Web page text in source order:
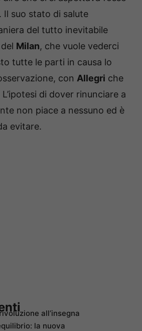
Il suo stato di salute
del tutto inevitabile
Milan, che vuole vederci
tutte le parti in causa lo
con Allegri che
di dover rinunciare a
non piace a nessuno ed è
evitare.
all’insegna
la nuova